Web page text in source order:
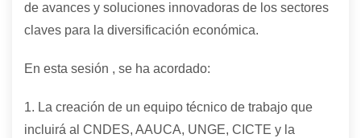
de avances y soluciones innovadoras de los sectores
claves para la diversificación económica.
En esta sesión , se ha acordado:
1. La creación de un equipo técnico de trabajo que
incluirá al CNDES, AAUCA, UNGE, CICTE y la